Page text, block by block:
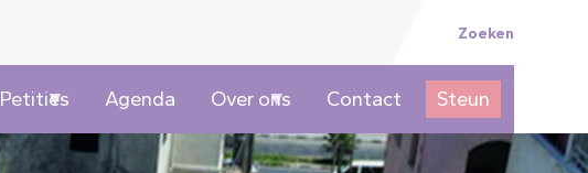
Topmenu
Zoeken
Petities Agenda Over ons Contact Steun